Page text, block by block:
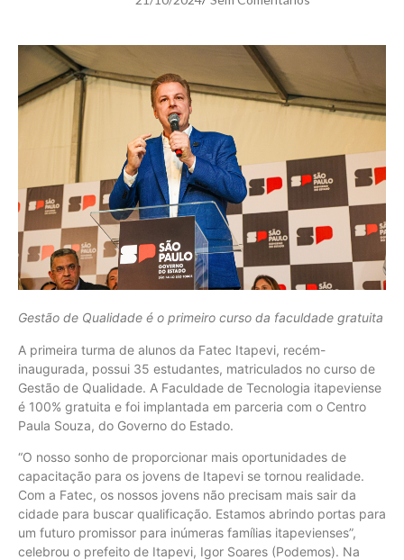
Gestão de Qualidade é o primeiro curso da faculdade gratuita
A primeira turma de alunos da Fatec Itapevi, recém-
inaugurada, possui 35 estudantes, matriculados no curso de
Gestão de Qualidade. A Faculdade de Tecnologia itapeviense
é 100% gratuita e foi implantada em parceria com o Centro
Paula Souza, do Governo do Estado.
“O nosso sonho de proporcionar mais oportunidades de
capacitação para os jovens de Itapevi se tornou realidade.
Com a Fatec, os nossos jovens não precisam mais sair da
cidade para buscar qualificação. Estamos abrindo portas para
um futuro promissor para inúmeras famílias itapevienses”,
celebrou o prefeito de Itapevi, Igor Soares (Podemos). Na